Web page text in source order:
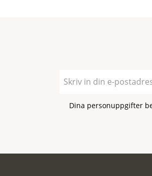
Dina personuppgifter